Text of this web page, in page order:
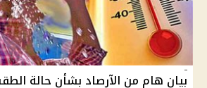
بيان هام من الآرصاد بشأن حالة